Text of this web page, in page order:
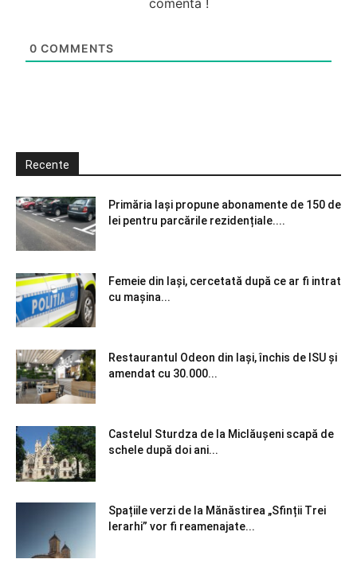
0 COMMENTS
Recente
Primăria Iași propune abonamente de 150 de
lei pentru parcările rezidențiale....
Femeie din Iași, cercetată după ce ar fi intrat
cu mașina...
Restaurantul Odeon din Iași, închis de ISU și
amendat cu 30.000...
Castelul Sturdza de la Miclăușeni scapă de
schele după doi ani...
Spațiile verzi de la Mănăstirea „Sfinții Trei
Ierarhi” vor fi reamenajate...